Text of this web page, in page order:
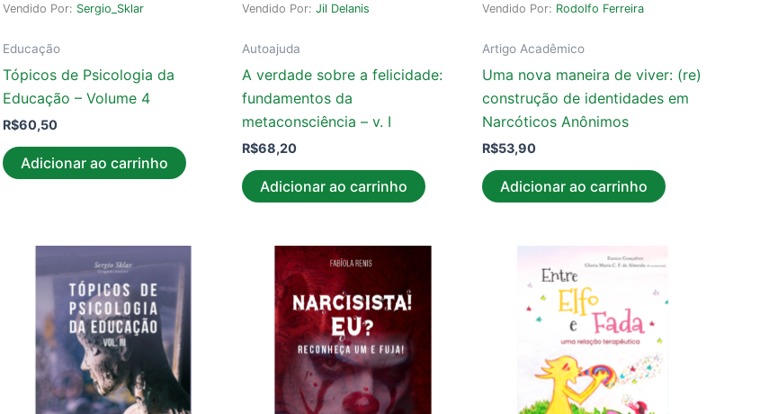
Vendido Por: Sergio_Sklar
Educação
Tópicos de Psicologia da
Educação – Volume 4
R$60,50
Adicionar ao carrinho
Vendido Por:Jil Delanis
Autoajuda
A verdade sobre a felicidade:
fundamentos da
metaconsciência – v. I
R$68,20
Adicionar ao carrinho
Vendido Por: Rodolfo Ferreira
Artigo Acadêmico
Uma nova maneira de viver: (re)
construção de identidades em
Narcóticos Anônimos
R$53,90
Adicionar ao carrinho